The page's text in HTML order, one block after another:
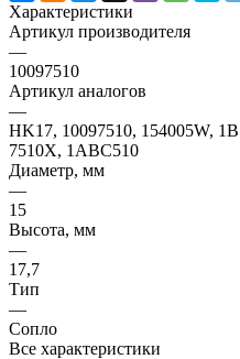
Характеристики
Артикул производителя
—
10097510
Артикул аналогов
—
HK17, 10097510, 154005W,
7510X, 1ABC510
Диаметр, мм
—
15
Высота, мм
—
17,7
Тип
—
Сопло
Все характеристики